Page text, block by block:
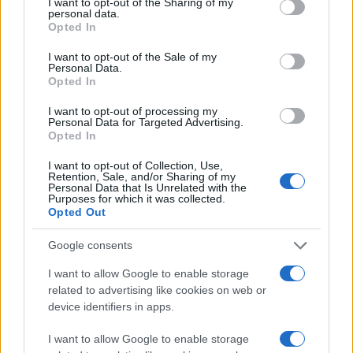
grant or deny consent to Google and its third-party tags to
use your data for below specified purposes in below Google
consent section.
personal data.
Opted In
I want to opt-out of the Sale of my
Personal Data.
Opted In
I want to opt-out of processing my
Personal Data for Targeted Advertising.
Opted In
I want to opt-out of Collection, Use,
Retention, Sale, and/or Sharing of my
Personal Data that Is Unrelated with the
Purposes for which it was collected.
Opted Out
Google consents
I want to allow Google to enable storage
related to advertising like cookies on web or
device identifiers in apps.
I want to allow Google to enable storage
Τρίτη 07 Φεβ 2023, 07:14
Λέκκας από την
δύσκολες οι συνθήκες,
δεν υπάρχει
η ελληνική αποστολή
(βίντεο)
«Πιθανό να μεταφερθεί η
Ισραήλ»- Σήμερα, η
ελληνική αποστολή θα
επιχειρήσει να
ερείπια των κτιρίων